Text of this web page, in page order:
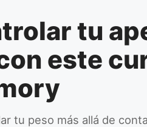
tu
este
tu peso más allá de